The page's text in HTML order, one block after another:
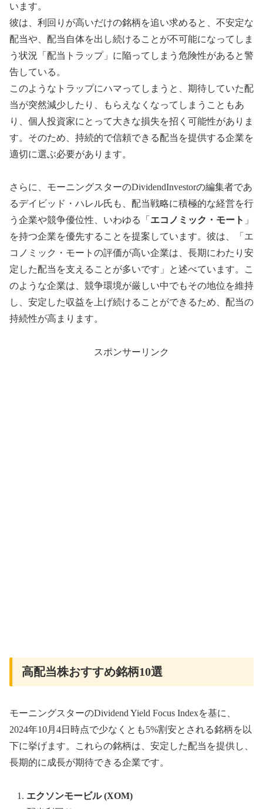
います。
彼は、利回りが高いだけの銘柄を追い求めると、不安定な
配当や、配当自体を出し続けることが不可能になってしま
う状況「配当トラップ」に陥ってしまう危険性があると警
告している。
このようなトラップにハマってしまうと、期待していた配
当が突然減少したり、もらえなくなってしまうこともあ
り、個人投資家にとって大きな損失を招く可能性がありま
す。そのため、持続的で信頼できる配当を提供する企業を
適切に選ぶ必要があります。
さらに、モーニングスターのDividendInvestorの編集者であ
るデイビッド・ハレル氏も、配当戦略に積極的な経営を行
う企業や競争優位性、いわゆる「 エコノミック・モート 」
を持つ企業を優先することを提案しています。彼は、「エ
コノミック・モートの評価が高い企業は、長期にわたり安
定した配当を支えることが多いです」と述べています。こ
のような企業は、競争環境が厳しい中でもその地位を維持
し、安定した収益を上げ続けることができるため、配当の
持続性が高まります。
スポンサーリンク
高配当株おすすめ銘柄10選
モーニングスターのDividend Yield Focus Indexを基に、
2024年10月4日時点で少なくとも5%割安とされる銘柄を以
下に挙げます。これらの銘柄は、安定した配当を提供し、
長期的に成長が期待できる企業です。
エクソンモービル (XOM)